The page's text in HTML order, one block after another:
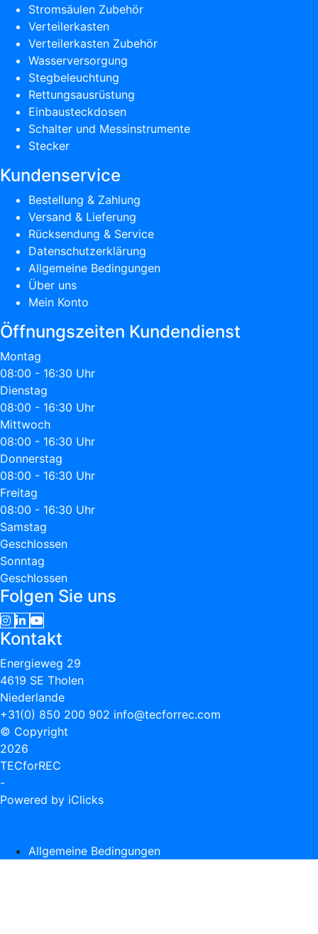
Stromsäulen Zubehör
Verteilerkasten
Verteilerkasten Zubehör
Wasserversorgung
Stegbeleuchtung
Rettungsausrüstung
Einbausteckdosen
Schalter und Messinstrumente
Stecker
Kundenservice
Bestellung & Zahlung
Versand & Lieferung
Rücksendung & Service
Datenschutzerklärung
Allgemeine Bedingungen
Über uns
Mein Konto
Öffnungszeiten Kundendienst
Montag
08:00 - 16:30 Uhr
Dienstag
08:00 - 16:30 Uhr
Mittwoch
08:00 - 16:30 Uhr
Donnerstag
08:00 - 16:30 Uhr
Freitag
08:00 - 16:30 Uhr
Samstag
Geschlossen
Sonntag
Geschlossen
Folgen Sie uns
Kontakt
Energieweg 29
4619 SE Tholen
Niederlande
+31(0) 850 200 902 info@tecforrec.com
© Copyright
2026
TECforREC
-
Powered by iClicks
Allgemeine Bedingungen